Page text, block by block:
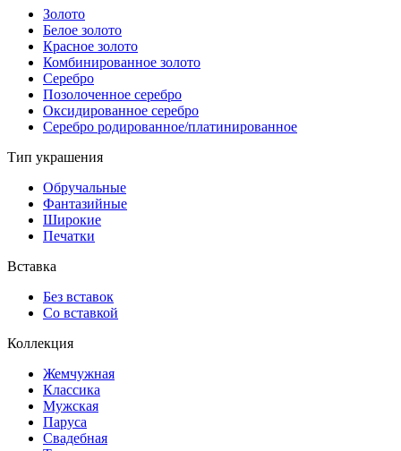
Золото
Белое золото
Красное золото
Комбинированное золото
Серебро
Позолоченное серебро
Оксидированное серебро
Серебро родированное/платинированное
Тип украшения
Обручальные
Фантазийные
Широкие
Печатки
Вставка
Без вставок
Со вставкой
Коллекция
Жемчужная
Классика
Мужская
Паруса
Свадебная